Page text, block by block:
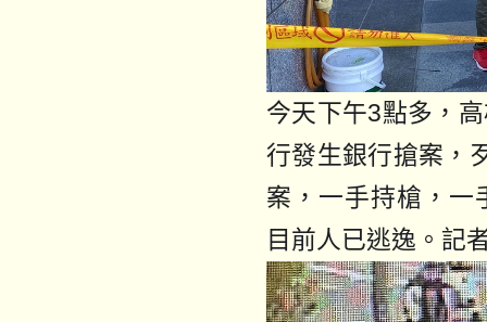
今天下午3點多，
行發生銀行搶案，
案，一手持槍，一
目前人已逃逸。記